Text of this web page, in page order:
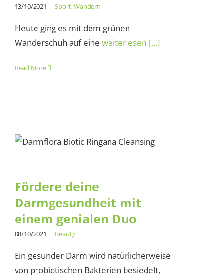
13/10/2021 | Sport,Wandern
Heute ging es mit dem grünen
Wanderschuh auf eine weiterlesen [...]
Read More
Fördere deine
Darmgesundheit mit einem
Fördere deine
Darmgesundheit mit
einem genialen Duo
08/10/2021 | Beauty
Ein gesunder Darm wird natürlicherweise
von probiotischen Bakterien besiedelt,